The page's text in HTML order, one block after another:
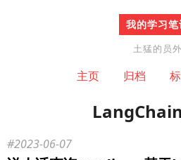
我的学习笔
土猛的员外
主页 归档
2023-06-07